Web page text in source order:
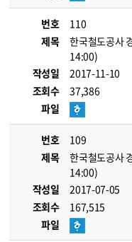
번호
110
제목
한국철도공사
14:00)
작성일
2017-11-10
조회수
37,386
파일
번호
109
제목
한국철도공사
14:00)
작성일
2017-07-05
조회수
167,515
파일